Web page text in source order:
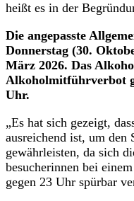
heißt es in der
Die angepasste
Donnerstag (30.
März 2026. Das
Alkoholmitführverbot
Uhr.
„Es hat sich gezeigt,
ausreichend ist, um den
gewährleisten, da sich
besucherinnen bei
gegen 23 Uhr spürbar